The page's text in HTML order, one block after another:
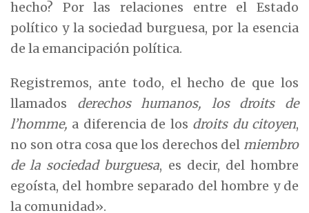
hecho? Por las relaciones entre el Estado
político y la sociedad burguesa, por la esencia
de la emancipación política.
Registremos, ante todo, el hecho de que los
llamados derechos humanos, los droits de
l’homme, a diferencia de los droits du citoyen,
no son otra cosa que los derechos del miembro
de la sociedad burguesa, es decir, del hombre
egoísta, del hombre separado del hombre y de
la comunidad».